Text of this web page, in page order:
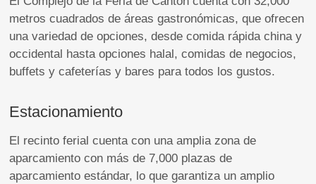
metros cuadrados de áreas gastronómicas, que ofrecen
una variedad de opciones, desde comida rápida china y
occidental hasta opciones halal, comidas de negocios,
buffets y cafeterías y bares para todos los gustos.
Estacionamiento
El recinto ferial cuenta con una amplia zona de
aparcamiento con más de 7,000 plazas de
aparcamiento estándar, lo que garantiza un amplio